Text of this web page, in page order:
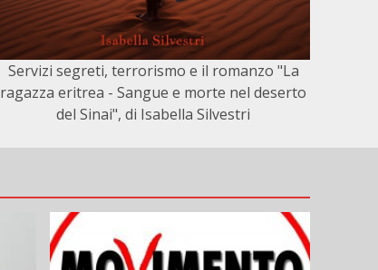
Servizi segreti, terrorismo e il romanzo "La
ragazza eritrea - Sangue e morte nel deserto
del Sinai", di Isabella Silvestri